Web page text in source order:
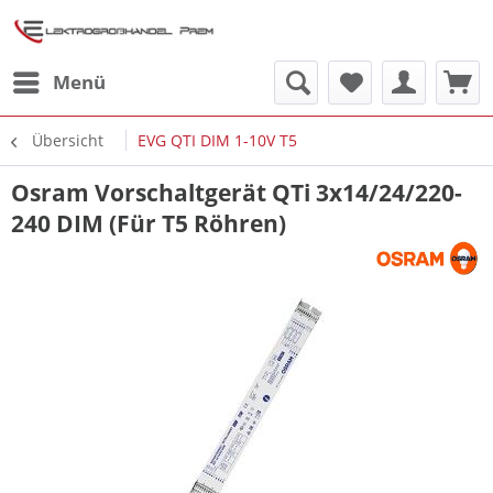
Menü
Übersicht EVG QTI DIM 1-10V T5
Osram Vorschaltgerät QTi 3x14/24/220-
240 DIM (Für T5 Röhren)